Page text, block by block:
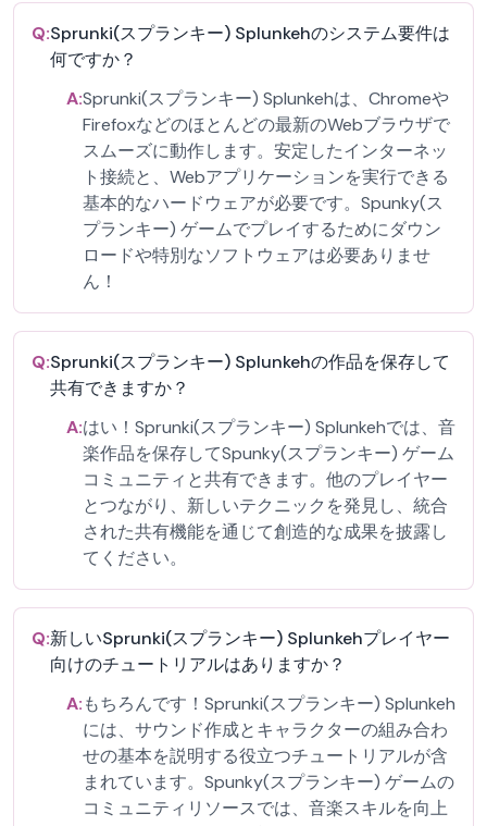
Q:Sprunki(スプランキー) Splunkehのシステム要件は
何ですか？
A:Sprunki(スプランキー) Splunkehは、Chromeや
Firefoxなどのほとんどの最新のWebブラウザで
スムーズに動作します。安定したインターネッ
ト接続と、Webアプリケーションを実行できる
基本的なハードウェアが必要です。Spunky(ス
プランキー) ゲームでプレイするためにダウン
ロードや特別なソフトウェアは必要ありませ
ん！
Q:Sprunki(スプランキー) Splunkehの作品を保存して
共有できますか？
A:はい！Sprunki(スプランキー) Splunkehでは、音
楽作品を保存してSpunky(スプランキー) ゲーム
コミュニティと共有できます。他のプレイヤー
とつながり、新しいテクニックを発見し、統合
された共有機能を通じて創造的な成果を披露し
てください。
Q:新しいSprunki(スプランキー) Splunkehプレイヤー
向けのチュートリアルはありますか？
A:もちろんです！Sprunki(スプランキー) Splunkeh
には、サウンド作成とキャラクターの組み合わ
せの基本を説明する役立つチュートリアルが含
まれています。Spunky(スプランキー) ゲームの
コミュニティリソースでは、音楽スキルを向上